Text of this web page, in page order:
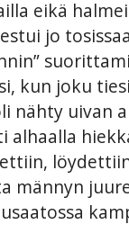
eikä
jo
kun joku
nähty uivan
alhaalla
männyn